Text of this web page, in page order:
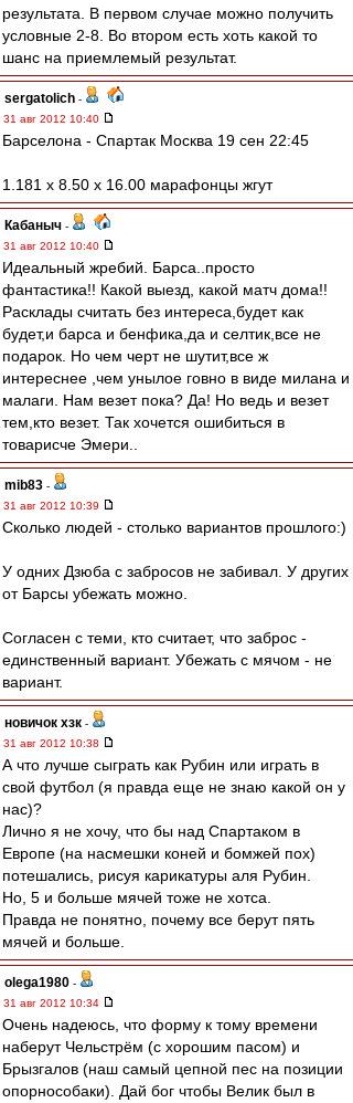
результата. В первом случае можно получить
условные 2-8. Во втором есть хоть какой то
шанс на приемлемый результат.
sergatolich -
31 авг 2012 10:40
Барселона - Спартак Москва 19 сен 22:45
1.181 х 8.50 х 16.00 марафонцы жгут
Кабаныч -
31 авг 2012 10:40
Идеальный жребий. Барса..просто
фантастика!! Какой выезд, какой матч дома!!
Расклады считать без интереса,будет как
будет,и барса и бенфика,да и селтик,все не
подарок. Но чем черт не шутит,все ж
интереснее ,чем унылое говно в виде милана и
малаги. Нам везет пока? Да! Но ведь и везет
тем,кто везет. Так хочется ошибиться в
товарисче Эмери..
mib83 -
31 авг 2012 10:39
Сколько людей - столько вариантов прошлого:)
У одних Дзюба с забросов не забивал. У других
от Барсы убежать можно.
Согласен с теми, кто считает, что заброс -
единственный вариант. Убежать с мячом - не
вариант.
новичок хзк -
31 авг 2012 10:38
А что лучше сыграть как Рубин или играть в
свой футбол (я правда еще не знаю какой он у
нас)?
Лично я не хочу, что бы над Спартаком в
Европе (на насмешки коней и бомжей пох)
потешались, рисуя карикатуры аля Рубин.
Но, 5 и больше мячей тоже не хотса.
Правда не понятно, почему все берут пять
мячей и больше.
olega1980 -
31 авг 2012 10:34
Очень надеюсь, что форму к тому времени
наберут Чельстрём (с хорошим пасом) и
Брызгалов (наш самый цепной пес на позиции
опорнособаки). Дай бог чтобы Велик был в